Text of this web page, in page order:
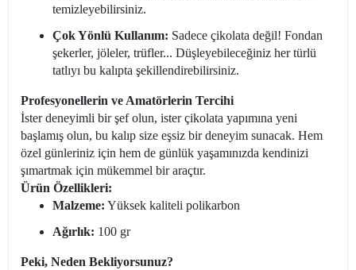
temizleyebilirsiniz.
Çok Yönlü Kullanım: Sadece çikolata değil! Fondan
şekerler, jöleler, trüfler... Düşleyebileceğiniz her türlü
tatlıyı bu kalıpta şekillendirebilirsiniz.
Profesyonellerin ve Amatörlerin Tercihi
İster deneyimli bir şef olun, ister çikolata yapımına yeni
başlamış olun, bu kalıp size eşsiz bir deneyim sunacak. Hem
özel günleriniz için hem de günlük yaşamınızda kendinizi
şımartmak için mükemmel bir araçtır.
Ürün Özellikleri:
Malzeme: Yüksek kaliteli polikarbon
Ağırlık: 100 gr
Peki, Neden Bekliyorsunuz?